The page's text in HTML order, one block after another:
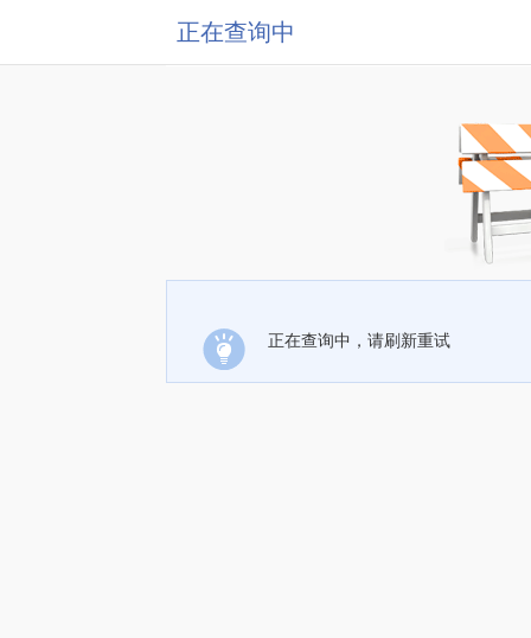
正在查询中
正在查询中，请刷新重试